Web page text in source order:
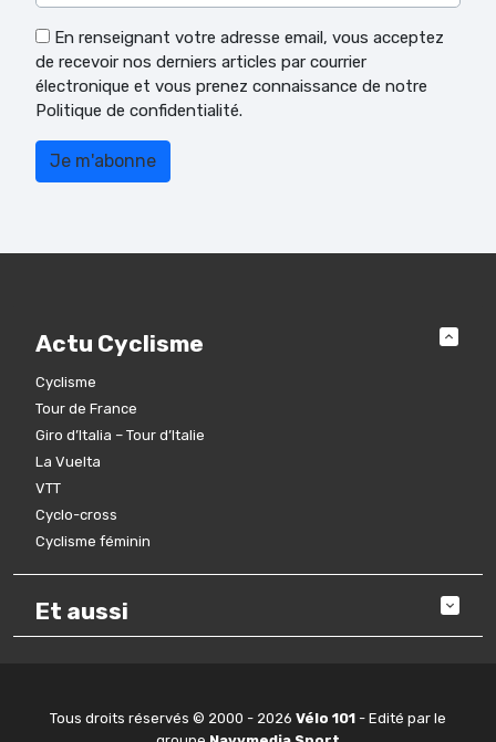
En renseignant votre adresse email, vous acceptez
de recevoir nos derniers articles par courrier
électronique et vous prenez connaissance de notre
Politique de confidentialité.
Actu Cyclisme
Cyclisme
Tour de France
Giro d’Italia – Tour d’Italie
La Vuelta
VTT
Cyclo-cross
Cyclisme féminin
Et aussi
Tous droits réservés © 2000 - 2026 Vélo 101 - Edité par le